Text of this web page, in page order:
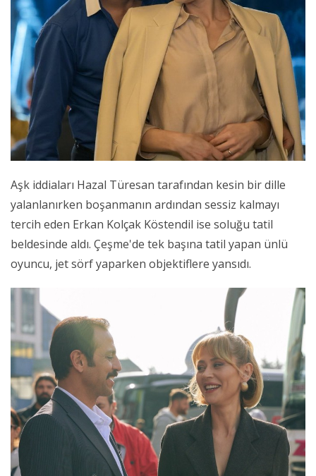
Aşk iddiaları Hazal Türesan tarafından kesin bir dille
yalanlanırken boşanmanın ardından sessiz kalmayı
tercih eden Erkan Kolçak Köstendil ise soluğu tatil
beldesinde aldı. Çeşme'de tek başına tatil yapan ünlü
oyuncu, jet sörf yaparken objektiflere yansıdı.